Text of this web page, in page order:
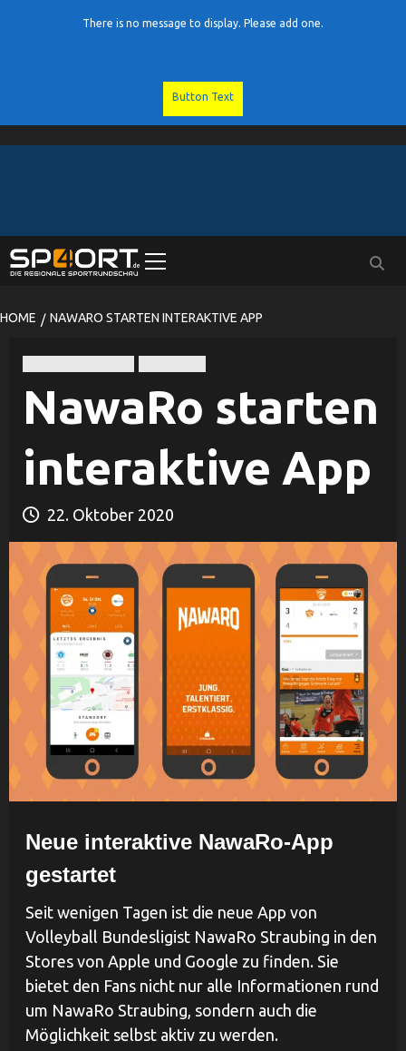
There is no message to display. Please add one.
Button Text
HOME NAWARO STARTEN INTERAKTIVE APP
NawaRo starten
interaktive App
22. Oktober 2020
Neue interaktive NawaRo-App
gestartet
Seit wenigen Tagen ist die neue App von
Volleyball Bundesligist NawaRo Straubing in den
Stores von Apple und Google zu finden. Sie
bietet den Fans nicht nur alle Informationen rund
um NawaRo Straubing, sondern auch die
Möglichkeit selbst aktiv zu werden.